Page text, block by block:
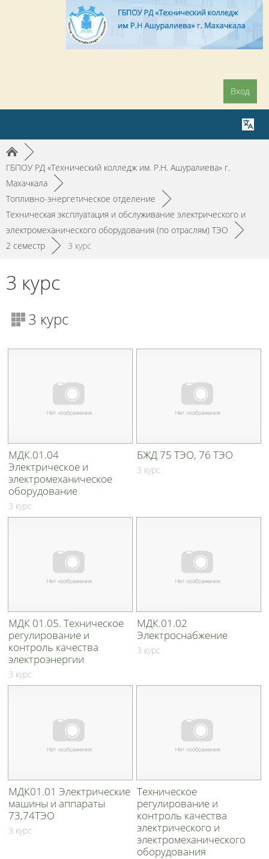
Вход
►
ГБПОУ РД «Технический колледж им. Р.Н. Ашуралиева» г.
Махачкала
►
Топливно-энергетическое отделение
►
Техническая эксплуатация и обслуживание электрического и
электромеханического оборудования (по отраслям) ТЭО
►
2 семестр
► 3 курс
3 курс
3 курс
МДК.01.04
Электрическое и
электромеханическое
оборудование
3 курс
БЖД 75 ТЭО, 76 ТЭО
3 курс
МДК 01.05. Техническое
регулирование и
контроль качества
электроэнергии
3 курс
МДК.01.02
Электроснабжение
3 курс
МДК01.01 Электрические
машины и аппараты
73,74ТЭО
3 курс
Техническое
регулирование и
контроль качества
электрического и
электромеханического
оборудования